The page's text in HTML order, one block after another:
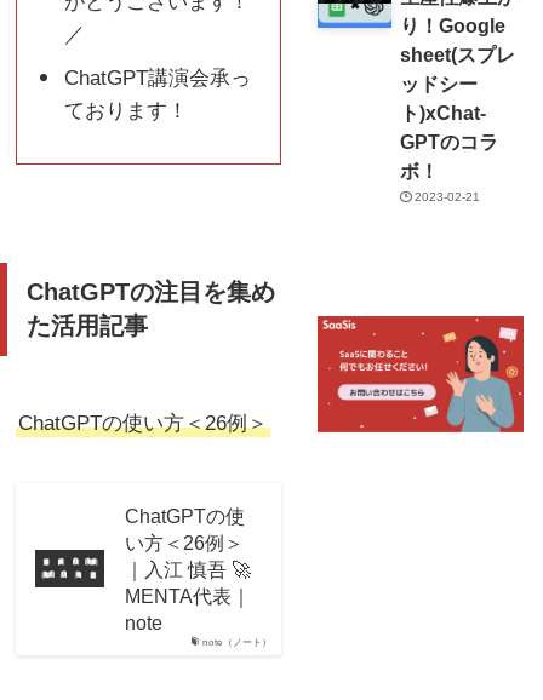
／
ChatGPT講演会承っ
ております！
ChatGPTの注目を集め
た活用記事
ChatGPTの使い方＜26例＞
note（ノート）
ChatGPTの使
い方＜26例＞
｜入江 慎吾 🚀
MENTA代表｜
note
り！Google
sheet(スプレ
ッドシー
ト)xChat-
GPTのコラ
ボ！
2023-02-21